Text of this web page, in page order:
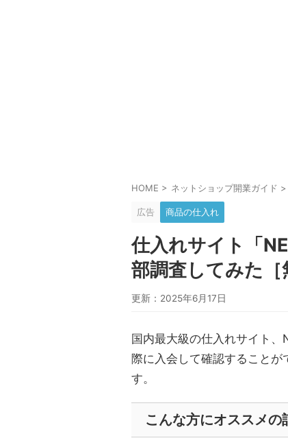
HOME > ネットショップ開業ガイド >
広告 商品の仕入れ
仕入れサイト「
部調査してみた［
更新：2025年6月17日
国内最大級の仕入れサイト
際に入会して確認することが
す。
こんな方にオススメの